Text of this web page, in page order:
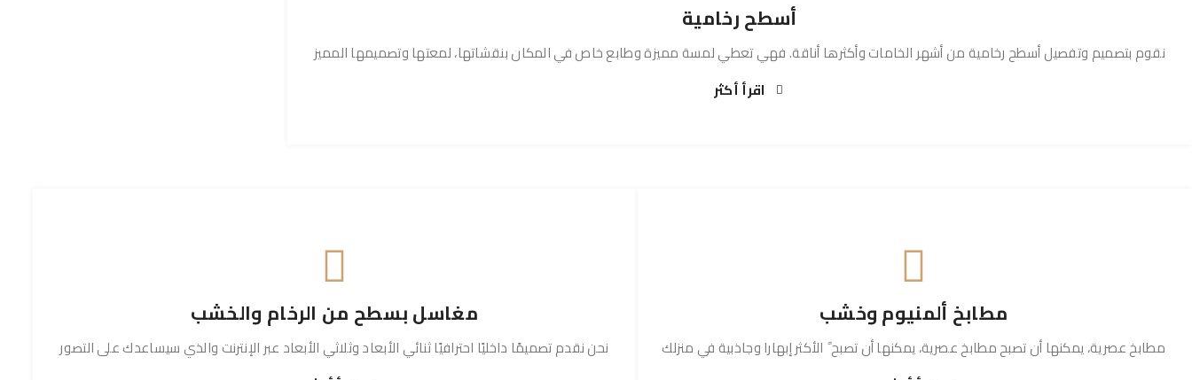
أسطح رخامية
نقوم بتصميم وتفصيل أسطح رخامية من أشهر الخامات وأكثرها أناقة. فهي تعطي لمسة مميزة وطابع خاص في المكان بنقشاتها، لمعتها وتصميمها المميز
اقرأ أكثر
مطابخ ألمنيوم وخشب
مطابخ عصرية، يمكنها أن تصبح مطابخ عصرية، يمكنها أن تصبح ً الأكثر إبهارا وجاذبية في منزلك
مغاسل بسطح من الرخام والخشب
نحن نقدم تصميمًا داخليًا احترافيًا ثنائي الأبعاد وثلاثي الأبعاد عبر الإنترنت والذي سيساعدك على التصور